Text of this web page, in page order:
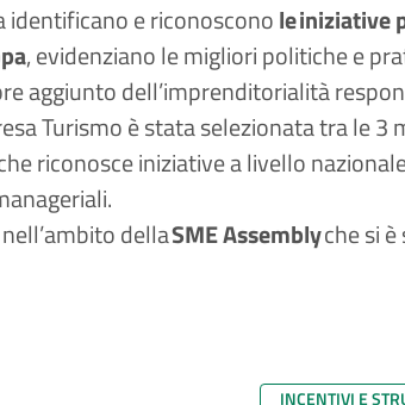
identificano e riconosconole iniziative
, evidenziano le migliori politiche e
aggiunto dell’imprenditorialità
Turismo è stata selezionata tra le 3
riconosce iniziative a livello
dellaSME Assemblyche si
INCENTIVI E